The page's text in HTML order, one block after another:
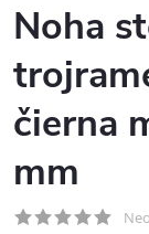
Noha
čierna
mm